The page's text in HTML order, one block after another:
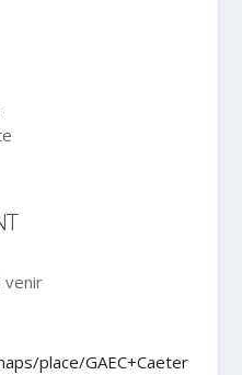
venir
place/GAEC+Caeter